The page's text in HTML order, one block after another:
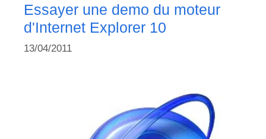
Essayer une demo du moteur
d'Internet Explorer 10
13/04/2011